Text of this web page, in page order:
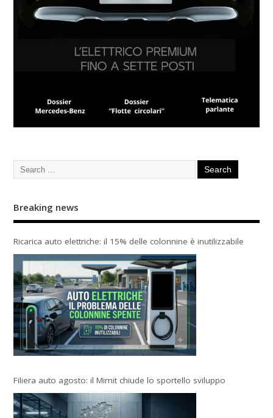
Breaking news
Ricarica auto elettriche: il 15% delle colonnine è inutilizzabile
Filiera auto agosto: il Mimit chiude lo sportello sviluppo